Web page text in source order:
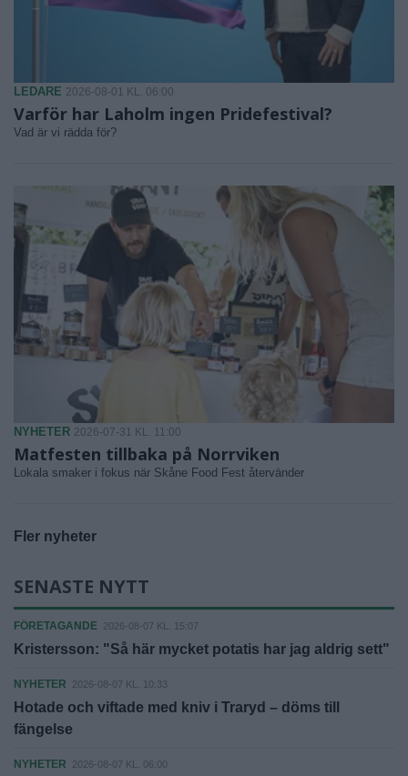
LEDARE 2026-08-01 KL. 06:00
Varför har Laholm ingen Pridefestival?
Vad är vi rädda för?
NYHETER 2026-07-31 KL. 11:00
Matfesten tillbaka på Norrviken
Lokala smaker i fokus när Skåne Food Fest återvänder
Fler nyheter
SENASTE NYTT
FÖRETAGANDE 2026-08-07 KL. 15:07
Kristersson: "Så här mycket potatis har jag aldrig sett"
NYHETER 2026-08-07 KL. 10:33
Hotade och viftade med kniv i Traryd – döms till
fängelse
NYHETER 2026-08-07 KL. 06:00